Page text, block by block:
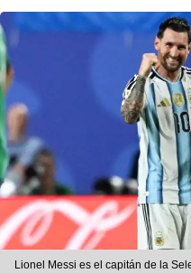
Lionel Messi es el capitán de la